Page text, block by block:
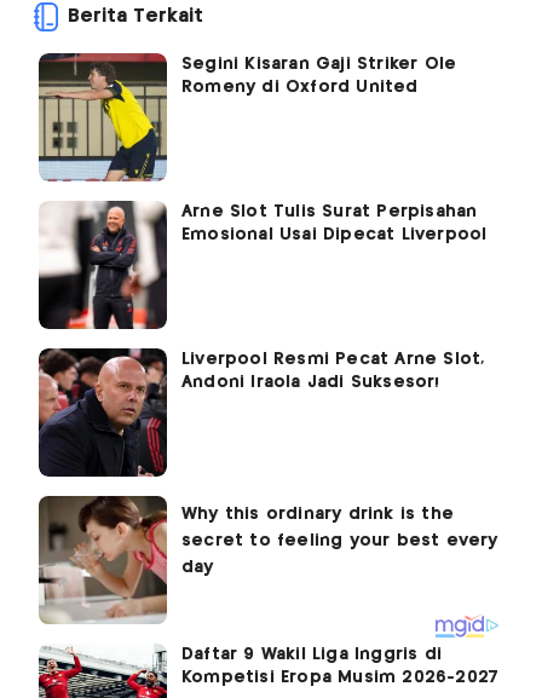
Berita Terkait
Segini Kisaran Gaji Striker Ole
Romeny di Oxford United
Arne Slot Tulis Surat Perpisahan
Emosional Usai Dipecat Liverpool
Liverpool Resmi Pecat Arne Slot,
Andoni Iraola Jadi Suksesor!
Daftar 9 Wakil Liga Inggris di
Kompetisi Eropa Musim 2026-2027